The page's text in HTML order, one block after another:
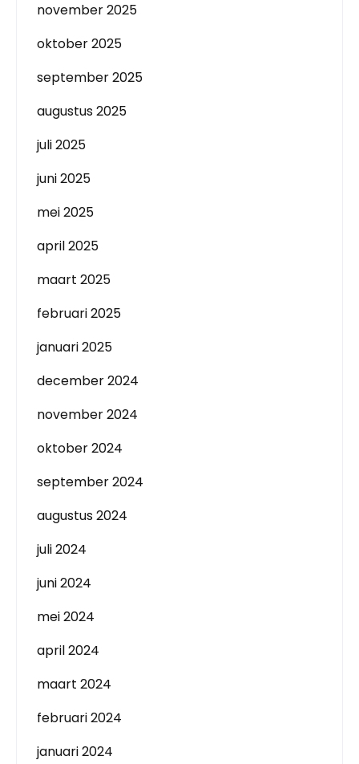
november 2025
oktober 2025
september 2025
augustus 2025
juli 2025
juni 2025
mei 2025
april 2025
maart 2025
februari 2025
januari 2025
december 2024
november 2024
oktober 2024
september 2024
augustus 2024
juli 2024
juni 2024
mei 2024
april 2024
maart 2024
februari 2024
januari 2024